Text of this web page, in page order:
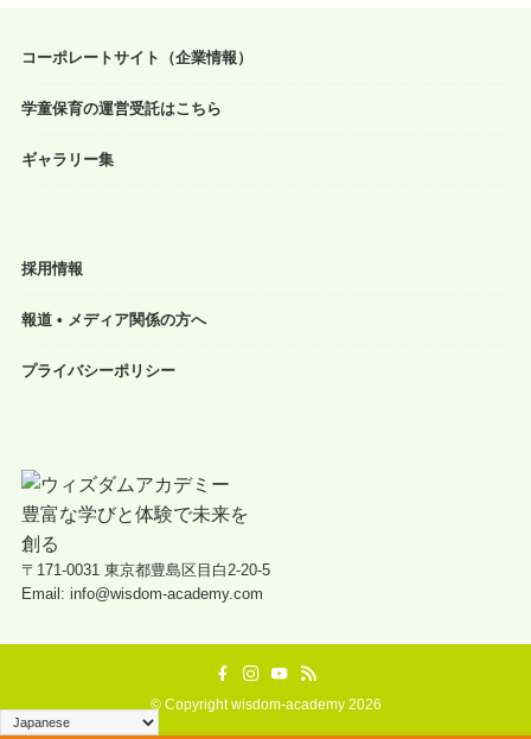
コーポレートサイト（企業情報）
学童保育の運営受託はこちら
ギャラリー集
採用情報
報道 • メディア関係の方へ
プライバシーポリシー
〒171-0031 東京都豊島区目白2-20-5
Email: info@wisdom-academy.com
©Copyright wisdom-academy 2026